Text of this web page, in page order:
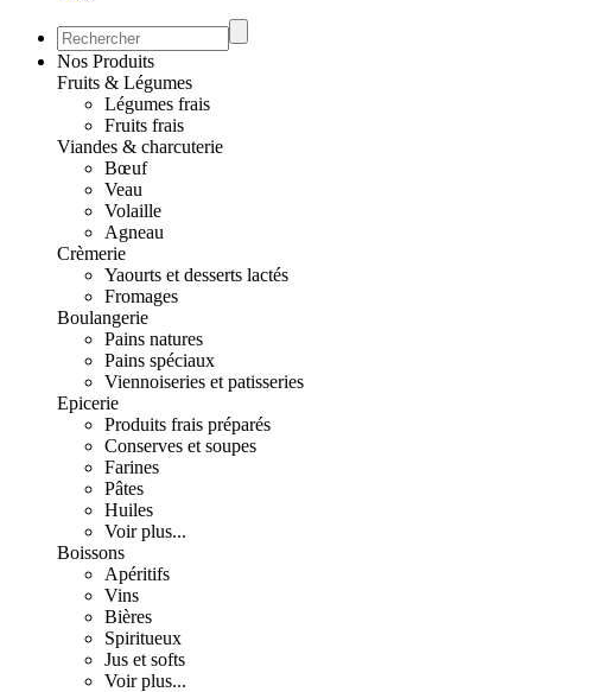
Nos Produits
Fruits & Légumes
Légumes frais
Fruits frais
Viandes & charcuterie
Bœuf
Veau
Volaille
Agneau
Crèmerie
Yaourts et desserts lactés
Fromages
Boulangerie
Pains natures
Pains spéciaux
Viennoiseries et patisseries
Epicerie
Produits frais préparés
Conserves et soupes
Farines
Pâtes
Huiles
Voir plus...
Boissons
Apéritifs
Vins
Bières
Spiritueux
Jus et softs
Voir plus...